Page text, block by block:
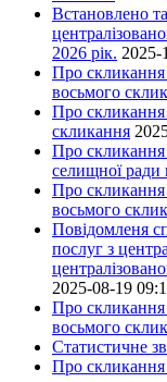
Встановлено
2026 рік. 2025-
Про скликання
восьмого
Про скликання
скликання
Про скликання
селищної ради
Про скликання
восьмого
Повідомленя
послуг з
2025-08-19
Про скликання
восьмого
Статистичне
Про скликання